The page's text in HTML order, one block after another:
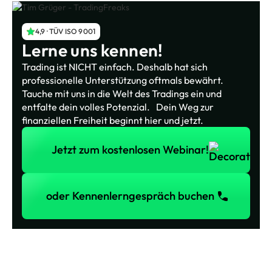
4,9 · TÜV ISO 9001
Lerne uns kennen!
Trading ist NICHT einfach. Deshalb hat sich
professionelle Unterstützung oftmals bewährt.
Tauche mit uns in die Welt des Tradings ein und
entfalte dein volles Potenzial. Dein Weg zur
finanziellen Freiheit beginnt hier und jetzt.
Jetzt zum kostenlosen Webinar!
Jetzt zum kostenlosen Webinar!
oder Kennenlerngespräch buchen
oder Kennenlerngespräch buchen